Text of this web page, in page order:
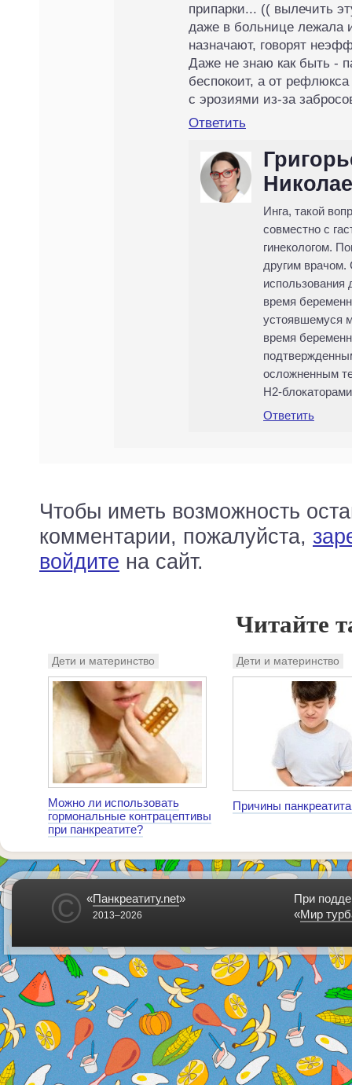
припарки... (( вылечить
даже в больнице лежала
назначают, говорят
Даже не знаю как быть -
беспокоит, а от
с эрозиями из-за
Ответить
Инга, такой
совместно с
гинекологом.
другим врачом.
использования
время
устоявшемуся
время
осложненным
Н2-
Ответить
Чтобы иметь возможность
комментарии, пожалуйста,
войдите на сайт.
Читайте
Дети и материнство
Можно ли использовать
гормональные контрацептивы
при панкреатите?
Дети и материнство
Причины
© «Панкреатиту.net»
2013–2026
При
«Мир